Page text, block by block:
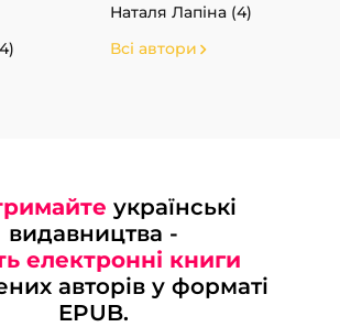
Наталя Лапіна (4)
Всі автори
українські
видавництва -
електронні книги
авторів у форматі
EPUB.